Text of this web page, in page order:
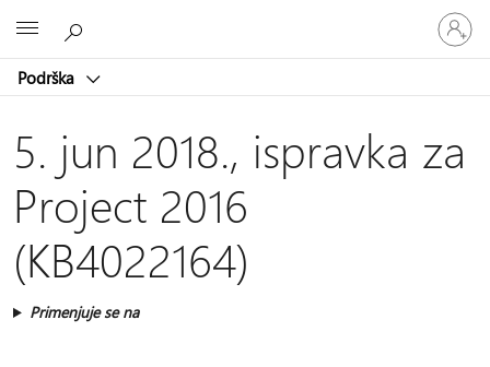
Podrška
Prijavite
se
na
5. jun 2018., ispravka za
Project 2016
(KB4022164)
Primenjuje se na